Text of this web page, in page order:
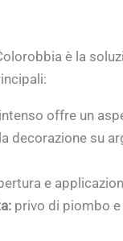
è la
offre un
decorazione su
e
privo di piombo